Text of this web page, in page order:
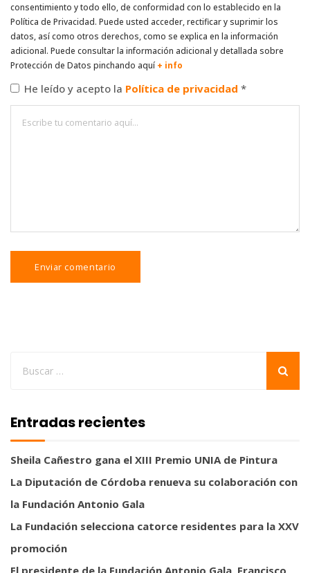
consentimiento y todo ello, de conformidad con lo establecido en la
Política de Privacidad. Puede usted acceder, rectificar y suprimir los
datos, así como otros derechos, como se explica en la información
adicional. Puede consultar la información adicional y detallada sobre
Protección de Datos pinchando aquí + info
He leído y acepto la Política de privacidad *
Entradas recientes
Sheila Cañestro gana el XIII Premio UNIA de Pintura
La Diputación de Córdoba renueva su colaboración con
la Fundación Antonio Gala
La Fundación selecciona catorce residentes para la XXV
promoción
El presidente de la Fundación Antonio Gala, Francisco